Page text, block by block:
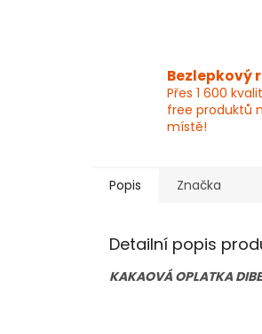
Bezlepkový
Přes 1 600
free produktů
místě!
Popis Značka
Detailní popis
KAKAOVÁ OPLATKA